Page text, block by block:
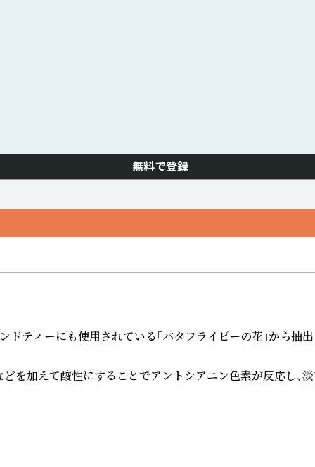
無料で登録
ティーにも使用されている「バタフライピーの花」から
加えて酸性にすることでアントシアニン色素が反応し、